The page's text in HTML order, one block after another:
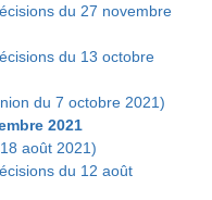
du 27 novembre
du 13 octobre
du 7 octobre 2021)
2021
août 2021)
du 12 août